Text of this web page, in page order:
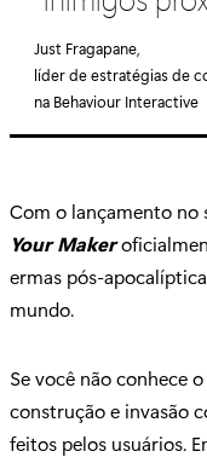
o
r
i
Just Fragapane,
líder de estratégias de
na Behaviour Interactive
Com o lançamento no
Your Maker
ermas pós-
mundo.
Se você não conhece
construção e invasão
feitos pelos usuários.